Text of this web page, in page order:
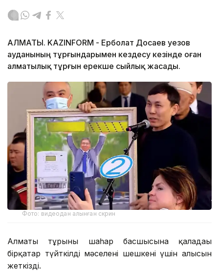
АЛМАТЫ. KAZINFORM - Ерболат Досаев Әуезов
ауданының тұрғындарымен кездесу кезінде оған
алматылық тұрғын ерекше сыйлық жасады.
Фото: видеодан алынған скрин
Алматы тұрғыны шаһар басшысына қаладағы
бірқатар түйткілді мәселені шешкені үшін алғысын
жеткізді.